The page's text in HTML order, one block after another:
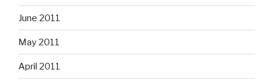
June 2011
May 2011
April 2011